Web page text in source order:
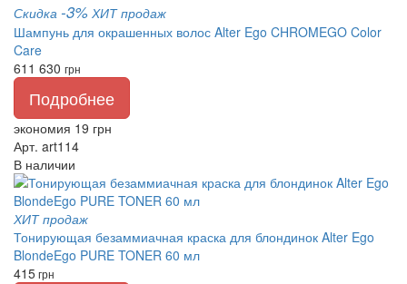
Скидка -3% ХИТ продаж
Шампунь для окрашенных волос Alter Ego CHROMEGO Color
Care
611 630 грн
Подробнее
экономия 19 грн
Арт. art114
В наличии
ХИТ продаж
Тонирующая безаммиачная краска для блондинок Alter Ego
BlondeEgo PURE TONER 60 мл
415грн